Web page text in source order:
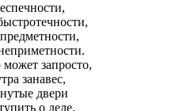
может запросто,
занавес,
двери
о деле.